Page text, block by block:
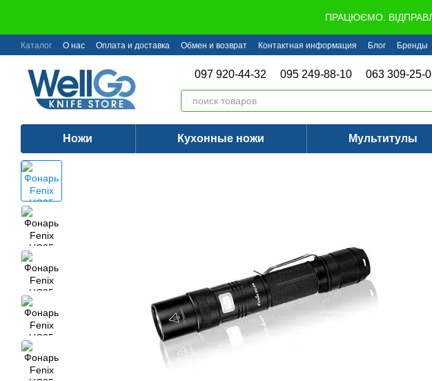
ПРАЦЮЄМО.
Каталог О нас Оплата и доставка Обмен и возврат Контактная информация Блог Бренды
097 920-44-32 095 249-88-10 063 309-25-
Ножи Кухонные ножи Мультитулы